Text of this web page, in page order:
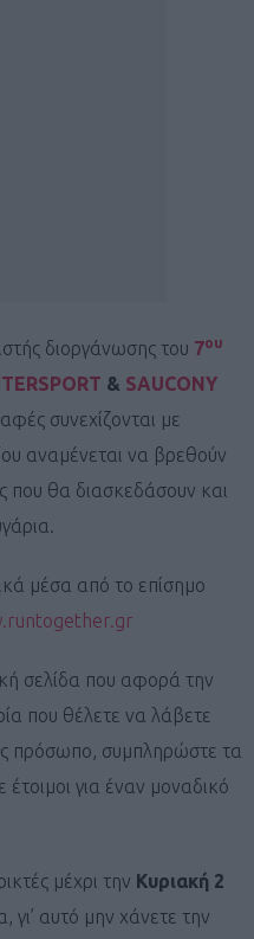
διοργάνωσης του 7ου
& SAUCONY
συνεχίζονται με
αναμένεται να βρεθούν
που θα διασκεδάσουν και
μέσα από το επίσημο
σελίδα που αφορά την
που θέλετε να λάβετε
πρόσωπο, συμπληρώστε τα
έτοιμοι για έναν μοναδικό
μέχρι την Κυριακή 2
γι’ αυτό μην χάνετε την